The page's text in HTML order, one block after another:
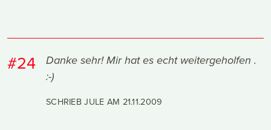
#24
Danke sehr! Mir hat es echt weitergeholfen .
:-)
SCHRIEB JULE AM 21.11.2009